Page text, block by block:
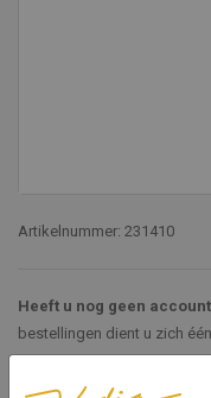
Artikelnummer: 231410
Heeft u nog geen
bestellingen dient u zich